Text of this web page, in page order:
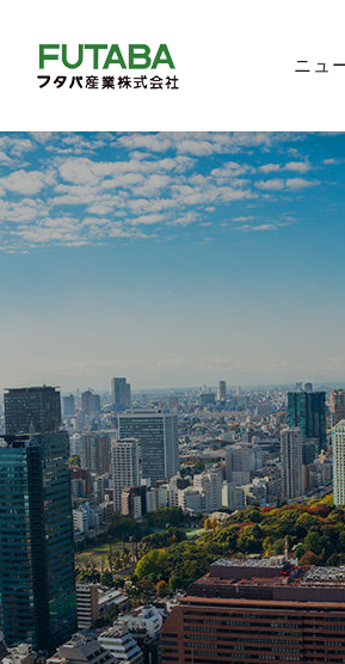
ニュ
ガバナンス
会社概要
中期経営計画
期間従業員